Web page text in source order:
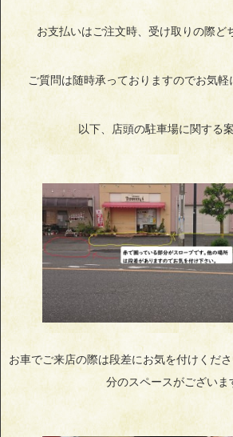
お支払いはご注文時、受け取りの際ど
ご質問は随時承っておりますのでお気軽
以下、店頭の駐車場に関する案
お車でご来店の際は段差にお気を付けくだ
分のスペースがございま